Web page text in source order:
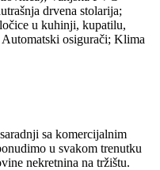
drvena stolarija;
u kuhinji, kupatilu,
osigurači; Klima
sa komercijalnim
u svakom trenutku
nekretnina na tržištu.